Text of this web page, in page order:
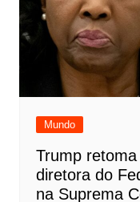
Mundo
Trump
diretora do
na Suprema